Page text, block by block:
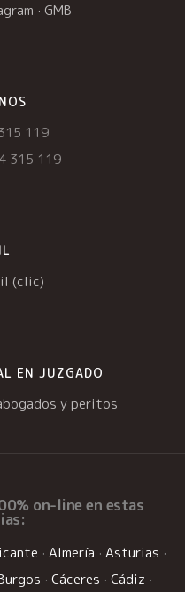
· GMB
119
315 119
(clic)
EN JUZGADO
y peritos
on-line en estas
· Almería · Asturias ·
· Cáceres · Cádiz ·